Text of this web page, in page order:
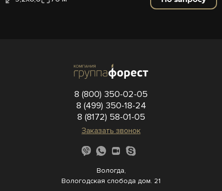
8 (800) 350-02-05
8 (499) 350-18-24
8 (8172) 58-01-05
Заказать звонок
Вологда,
Вологодская слобода дом. 21